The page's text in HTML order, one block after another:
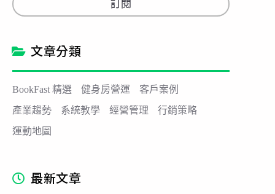
i
訂閱
文章分類
BookFast 精選 健身房營運
客戶案例
產業趨勢
系統教學 經營管理
行銷策略
運動地圖
最新文章